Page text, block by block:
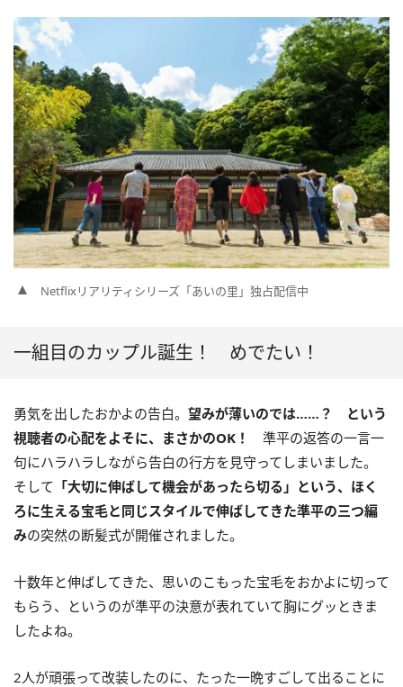
Netflixリアリティシリーズ「あいの里」独占配信中
一組目のカップル誕生！ めでたい！
勇気を出したおかよの告白。 望みが薄いのでは……？ という
視聴者の心配をよそに、まさかのOK！
準平の返答の一言一
句にハラハラしながら告白の行方を見守ってしまいました。
そして 「大切に伸ばして機会があったら切る」という、ほく
ろに生える宝毛と同じスタイルで伸ばしてきた準平の三つ編
みの突然の断髪式が開催されました。
十数年と伸ばしてきた、思いのこもった宝毛をおかよに切って
もらう、というのが準平の決意が表れていて胸にグッときま
したよね。
2人が頑張って改装したのに、たった一晩すごして出ることに